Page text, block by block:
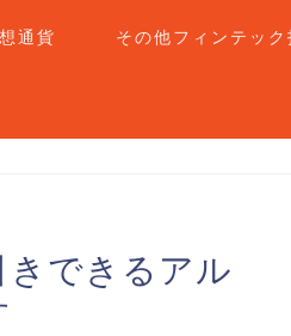
通貨 その他フィンテック
きできるアル